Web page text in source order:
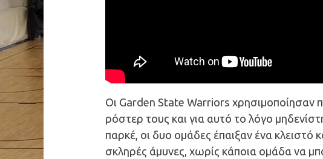
Οι Garden State Warriors χρησιμοποίησαν
ρόστερ τους και για αυτό το λόγο
παρκέ, οι δυο ομάδες έπαιξαν ένα κλειστό
σκληρές άμυνες, χωρίς κάποια ομάδα να